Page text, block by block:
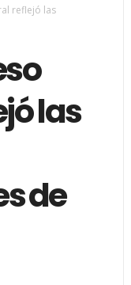
reflejó las
las
de